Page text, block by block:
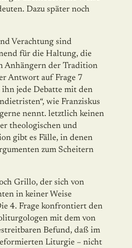
Dazu später noch
Verachtung sind
für die Haltung, die
Anhängern der Tradition
Antwort auf Frage 7
jede Debatte mit den
wie Franziskus
nennt. letztlich keinen
theologischen und
gibt es Fälle, in denen
zum Scheitern
Grillo, der sich von
in keiner Weise
4. Frage konfrontiert den
mit dem von
Befund, daß im
Liturgie – nicht